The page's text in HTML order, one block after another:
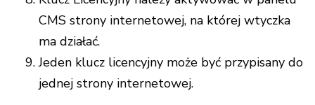
CMS strony internetowej, na której wtyczka
ma działać.
Jeden klucz licencyjny może być przypisany do
jednej strony internetowej.